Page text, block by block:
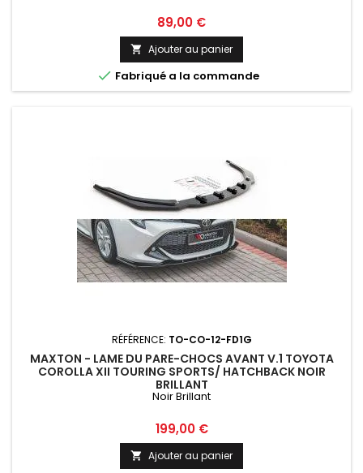
Prix
89,00 €
 Ajouter au panier
 Fabriqué a la commande
RÉFÉRENCE: TO-CO-12-FD1G
MAXTON - LAME DU PARE-CHOCS AVANT V.1 TOYOTA
COROLLA XII TOURING SPORTS/ HATCHBACK NOIR
BRILLANT
Noir Brillant
Prix
199,00 €
 Ajouter au panier